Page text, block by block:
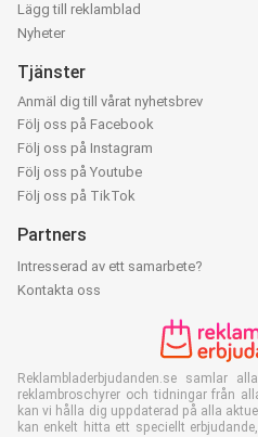
Lägg till reklamblad
Nyheter
Tjänster
Anmäl dig till vårat nyhetsbrev
Följ oss på Facebook
Följ oss på Instagram
Följ oss på Youtube
Följ oss på TikTok
Partners
Intresserad av ett samarbete?
Kontakta oss
Reklambladerbjudanden.se samlar
reklambroschyrer och tidningar från
kan vi hålla dig uppdaterad på alla
kan enkelt hitta ett speciellt